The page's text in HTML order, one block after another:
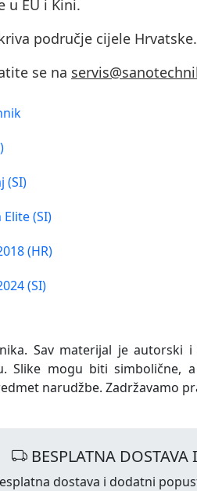
u EU i Kini.
područje cijele Hrvatske.
se na
(SI)
(SI)
(HR)
(SI)
Sav materijal je autorski
Slike mogu biti simbolične,
narudžbe. Zadržavamo
BESPLATNA
dostava i dodatni